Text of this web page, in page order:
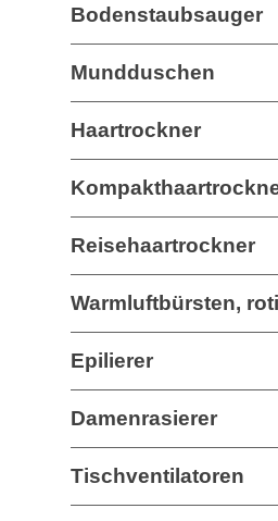
Bodenstaubsauger
Mundduschen
Haartrockner
Reisehaartrockner
Warmluftbürsten,
Epilierer
Damenrasierer
Tischventilatoren